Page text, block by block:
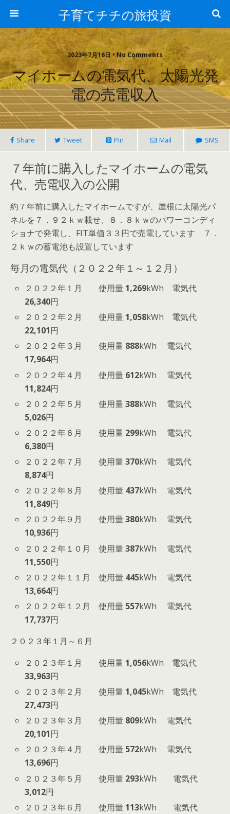
子育てチチの旅投資
2023年7月16日 • No Comments
マイホームの電気代、太陽光発
電の売電収入
Share Tweet Pin Mail SMS
７年前に購入したマイホームの電気
代、売電収入の公開
約７年前に購入したマイホームですが、 屋根に太陽光パ
ネルを７．９２ｋｗ載せ、８．８ｋｗのパワーコンディ
ショナで発電し、 FIT単価３３円で売電しています ７．
２ｋｗの蓄電池も設置しています
毎月の電気代（２０２２年１～１２月）
２０２２年１月 使用量 1,269kWh 電気代
26,340円
２０２２年２月 使用量 1,058kWh 電気代
22,101円
２０２２年３月 使用量 888kWh 電気代
17,964円
２０２２年４月 使用量 612kWh 電気代
11,824円
２０２２年５月 使用量388kWh 電気代
5,026円
２０２２年６月 使用量 299kWh 電気代
6,380円
２０２２年７月 使用量370kWh 電気代
8,874円
２０２２年８月 使用量 437kWh 電気代
11,849円
２０２２年９月 使用量380kWh 電気代
10,936円
２０２２年１０月 使用量387kWh 電気代
11,550円
２０２２年１１月 使用量 445kWh 電気代
13,664円
２０２２年１２月 使用量 557kWh 電気代
17,737円
２０２３年１月～６月
２０２３年１月 使用量 1,056kWh 電気代
33,963円
２０２３年２月 使用量 1,045kWh 電気代
27,473円
２０２３年３月 使用量 809kWh 電気代
20,101円
２０２３年４月 使用量 572kWh 電気代
13,696円
２０２３年５月 使用量 293kWh 電気代
3,012円
２０２３年６月 使用量 113kWh 電気代